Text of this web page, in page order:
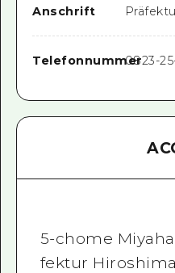
Anschrift
Telefonnummer0823-
5-chome
fektur Hiroshima